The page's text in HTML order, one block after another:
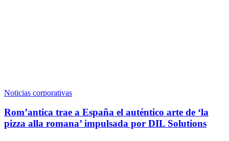
Noticias corporativas
Rom’antica trae a España el auténtico arte de ‘la
pizza alla romana’ impulsada por DIL Solutions